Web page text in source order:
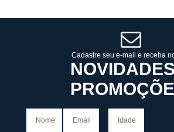
10 x de R$ 255,09 10
Cadastre seu e-mail e receba